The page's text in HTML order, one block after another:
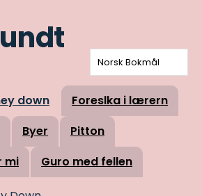
down
Foreslka i lærern
Byer
Pitton
mi
Guro med fellen
Norsk Bokmål